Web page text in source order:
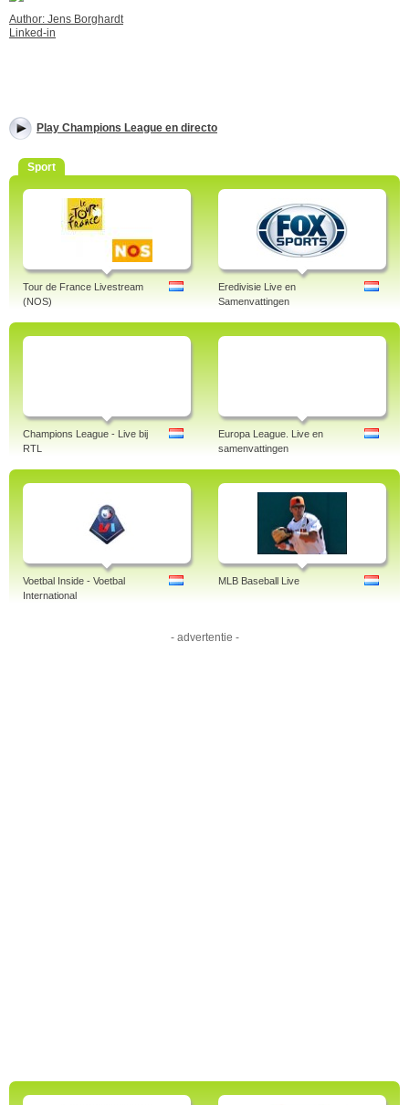
Author: Jens Borghardt
Linked-in
Play Champions League en directo
Sport
Tour de France Livestream
(NOS)
Eredivisie Live en
Samenvattingen
Champions League - Live bij
RTL
Europa League. Live en
samenvattingen
Voetbal Inside - Voetbal
International
MLB Baseball Live
- advertentie -